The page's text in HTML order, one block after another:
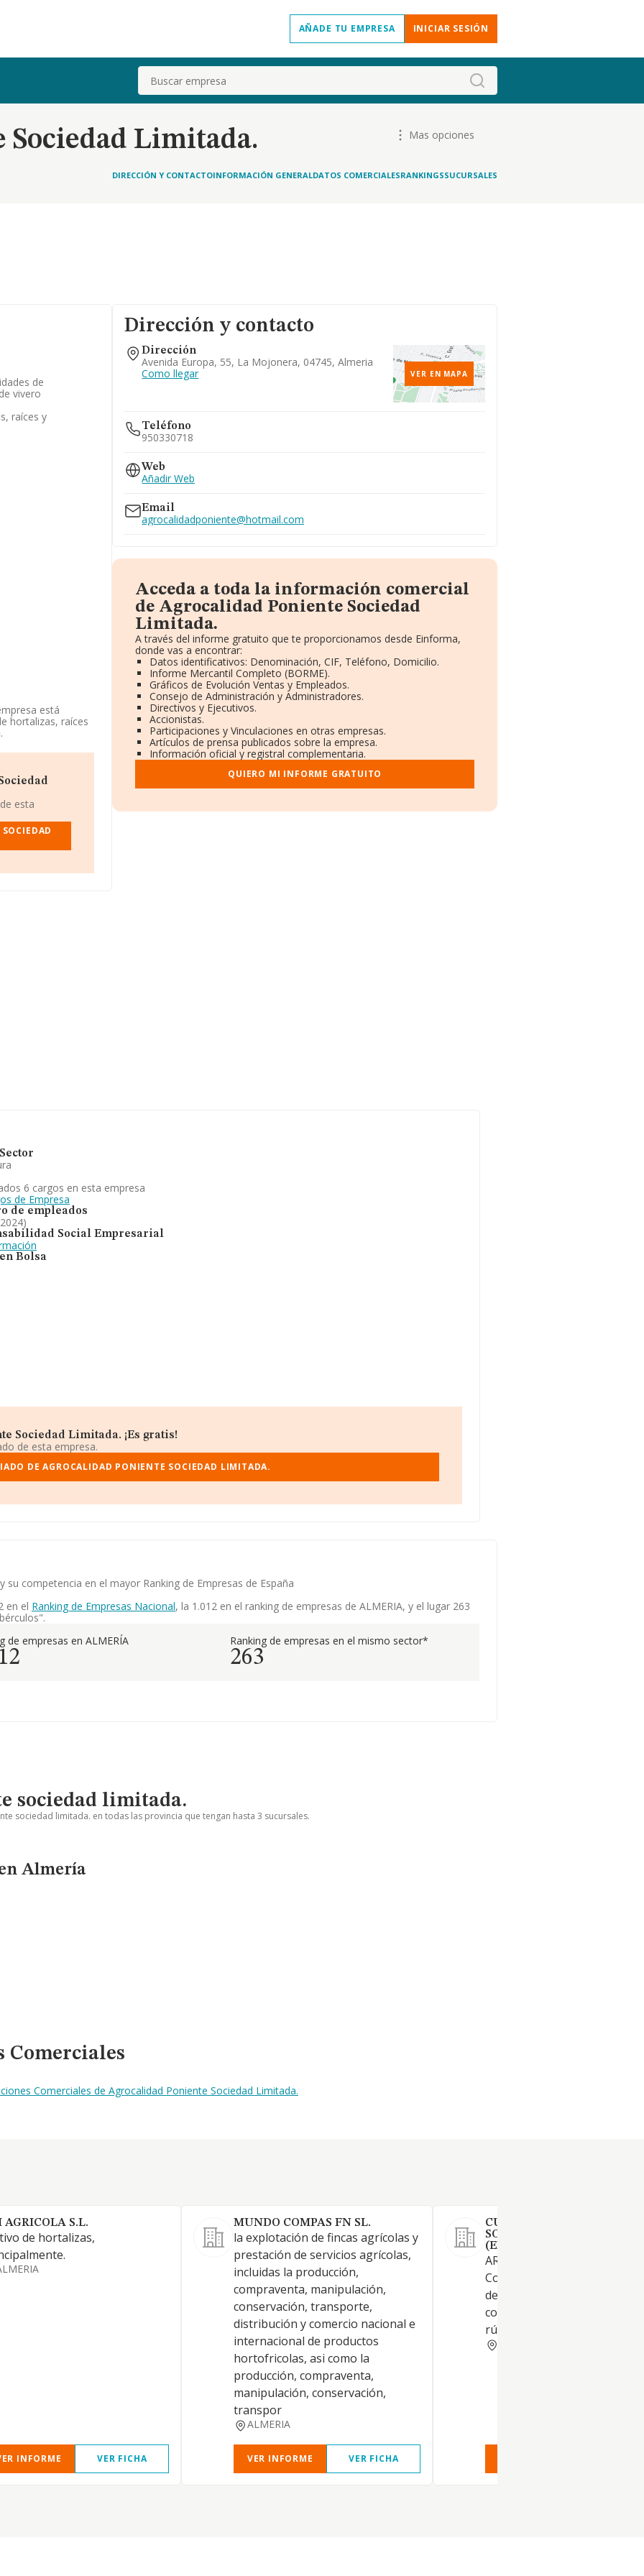
AÑADE TU EMPRESA INICIAR SESIÓN
Buscar
Limitada. Mas opciones
DIRECCIÓN Y CONTACTOINFORMACIÓN GENERALDATOS COMERCIALESRANKINGSSUCURSALES
de
vivero
raíces y
está
hortalizas, raíces
base de datos de
a los niveles
ha caído 48
la 215 del año
como, por
de las
S.Ly
posicionadas las
esta
Dirección y contacto
Dirección
Avenida Europa, 55, La Mojonera, 04745, Almeria
Como llegar
VER EN MAPA
Teléfono
950330718
Web
Añadir Web
Email
agrocalidadponiente@hotmail.com
Acceda a toda la información comercial
de Agrocalidad Poniente Sociedad
Limitada.
A través del informe gratuito que te proporcionamos desde Einforma,
donde vas a encontrar:
Datos identificativos: Denominación, CIF, Teléfono, Domicilio.
Informe Mercantil Completo (BORME).
Gráficos de Evolución Ventas y Empleados.
Consejo de Administración y Administradores.
Directivos y Ejecutivos.
Accionistas.
Participaciones y Vinculaciones en otras empresas.
Artículos de prensa publicados sobre la empresa.
Información oficial y registral complementaria.
QUIERO MI INFORME GRATUITO
6 cargos en esta empresa
de Empresa
de empleados
Social Empresarial
Bolsa
Sociedad Limitada. ¡Es gratis!
de esta empresa.
DE AGROCALIDAD PONIENTE SOCIEDAD LIMITADA.
competencia en el mayor Ranking de Empresas de España
en el Ranking de Empresas Nacional, la 1.012 en el ranking de empresas de ALMERIA, y el lugar 263
de empresas en ALMERÍA Ranking de empresas en el mismo sector*
263
sociedad limitada.
sociedad limitada. en todas las provincia que tengan hasta 3 sucursales.
Almería
Comerciales
Comerciales de Agrocalidad Poniente Sociedad Limitada.
AGRICOLA S.L.
de hortalizas,
INFORME VER FICHA
MUNDO COMPAS FN SL.
la explotación de fincas agrícolas y
prestación de servicios agrícolas,
incluidas la producción,
compraventa, manipulación,
conservación, transporte,
distribución y comercio nacional e
internacional de productos
hortofricolas, asi como la
producción, compraventa,
manipulación, conservación,
transpor
ALMERIA
VER INFORME VER FICHA
CULTIVOS PUERTAS
SOCIEDAD LIMITADA.
(EXTINGUIDA)
ARTICULO 2º. OBJETO
Constituye el objeto social:
de Hortalizas (CNAE 0112).
como la compra y alquiler de
rústicas y urbanas